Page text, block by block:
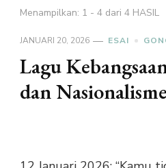
Menampilkan: 1 - 4 dari 4 HASIL
JANUARI 20, 2026 ESAI
Lagu
dan Nasionalisme